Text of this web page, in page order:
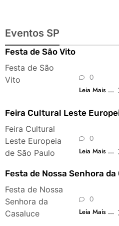
Eventos SP
Festa de São Vito
Festa de São
Vito
0
Leia Mais ...
Feira Cultural Leste
Feira Cultural
Leste Europeia
de São Paulo
0
Leia Mais ...
Festa de Nossa Senhora
Festa de Nossa
Senhora da
Casaluce
0
Leia Mais ...